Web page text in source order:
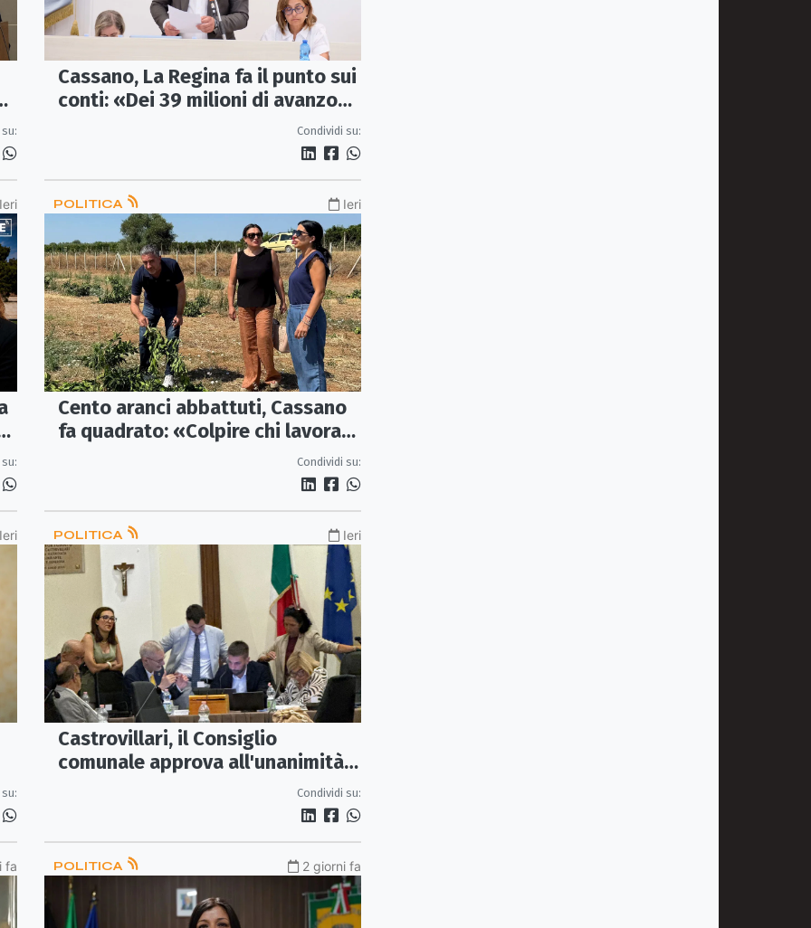
Cassano, La Regina fa il punto sui
conti: «Dei 39 milioni di avanzo
Condividi su:
Ieri POLITICA Ieri
Cento aranci abbattuti, Cassano
fa quadrato: «Colpire chi lavora
Condividi su:
Ieri POLITICA Ieri
Castrovillari, il Consiglio
comunale approva all'unanimità il
documento per il rilancio dello
Condividi su:
fa POLITICA 2 giorni fa